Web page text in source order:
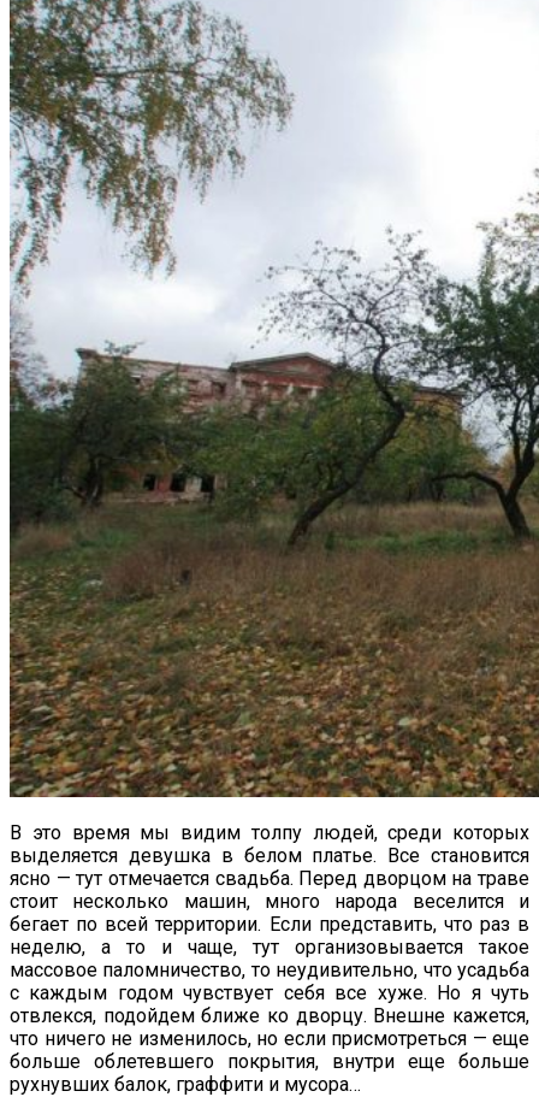
В это время мы видим толпу людей, среди которых
выделяется девушка в белом платье. Все становится
ясно — тут отмечается свадьба. Перед дворцом на траве
стоит несколько машин, много народа веселится и
бегает по всей территории. Если представить, что раз в
неделю, а то и чаще, тут организовывается такое
массовое паломничество, то неудивительно, что усадьба
с каждым годом чувствует себя все хуже. Но я чуть
отвлекся, подойдем ближе ко дворцу. Внешне кажется,
что ничего не изменилось, но если присмотреться — еще
больше облетевшего покрытия, внутри еще больше
рухнувших балок, граффити и мусора…